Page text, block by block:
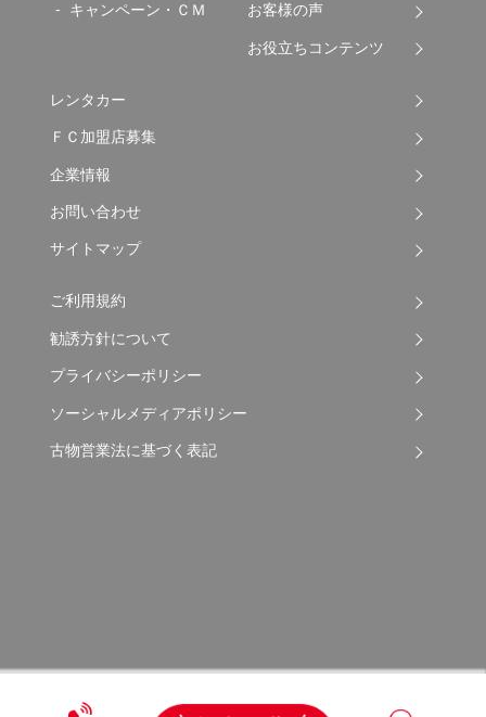
キャンペーン・ＣＭ お客様の声
お役立ちコンテンツ
レンタカー
ＦＣ加盟店募集
企業情報
お問い合わせ
サイトマップ
ご利用規約
勧誘方針について
プライバシーポリシー
ソーシャルメディアポリシー
古物営業法に基づく表記